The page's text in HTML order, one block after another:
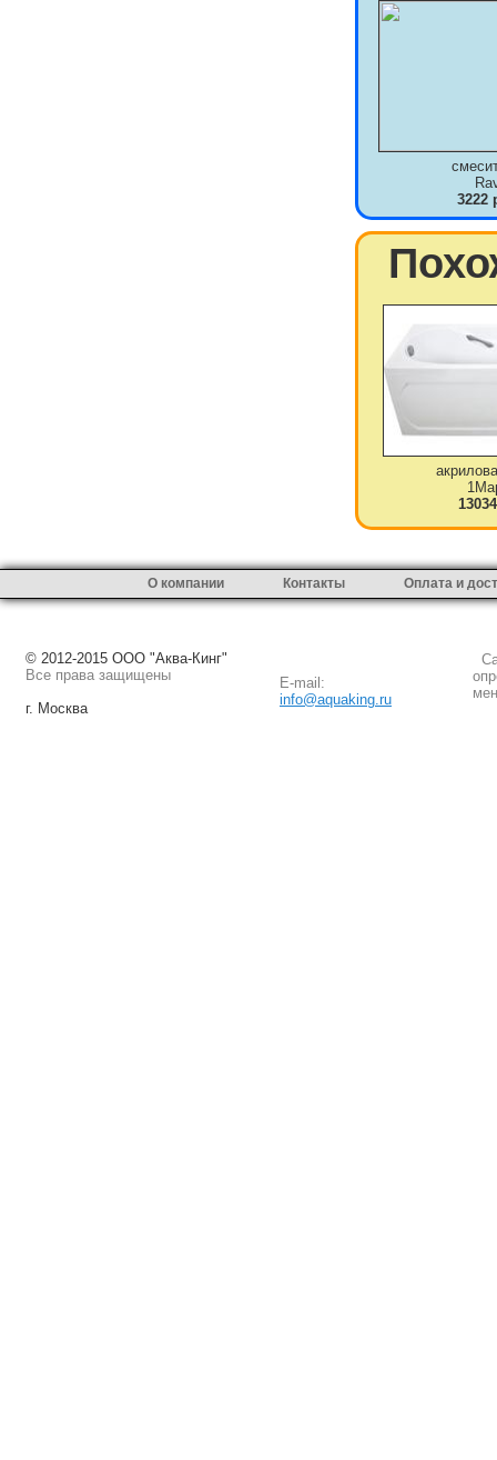
3222
О компании Контакты Оплата и
© 2012-2015 ООО "Аква-Кинг"
Все права защищены
г. Москва
E-mail:
info@aquaking.ru